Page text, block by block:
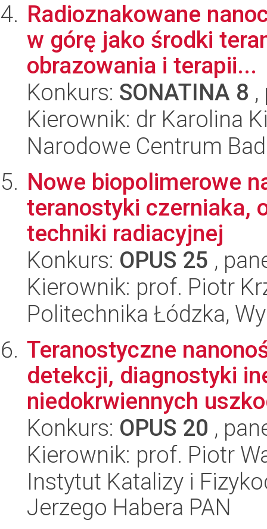
Radioznakowane
w górę jako środki
obrazowania i terapii...
Konkurs: SONATINA 8
Kierownik: dr Karolina
Narodowe Centrum
Nowe biopolimerowe
teranostyki czerniaka,
techniki radiacyjnej
Konkurs: OPUS 25 ,
Kierownik: prof. Piotr
Politechnika Łódzka,
Teranostyczne
detekcji, diagnostyki
niedokrwiennych
Konkurs: OPUS 20 ,
Kierownik: prof. Piotr
Instytut Katalizy i
Jerzego Habera PAN